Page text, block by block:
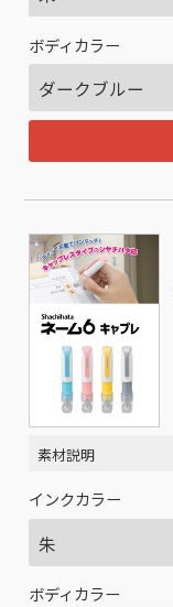
ボディカラー
素材説明
インクカラー
ボディカラー